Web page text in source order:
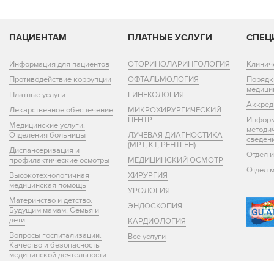
ПАЦИЕНТАМ
Информация для пациентов
Противодействие коррупции
Платные услуги
Лекарственное обеспечение
Медицинские услуги.
Отделения больницы
Диспансеризация и
профилактические осмотры
Высокотехнологичная
медицинская помощь
Материнство и детство.
Будущим мамам. Семья и
дети
Вопросы госпитализации.
Качество и безопасность
медицинской деятельности.
ПЛАТНЫЕ УСЛУГИ
ОТОРИНОЛАРИНГОЛОГИЯ
ОФТАЛЬМОЛОГИЯ
ГИНЕКОЛОГИЯ
МИКРОХИРУРГИЧЕСКИЙ
ЦЕНТР
ЛУЧЕВАЯ ДИАГНОСТИКА
(МРТ, КТ, РЕНТГЕН)
МЕДИЦИНСКИЙ ОСМОТР
ХИРУРГИЯ
УРОЛОГИЯ
ЭНДОСКОПИЯ
КАРДИОЛОГИЯ
Все услуги
Отдел
Отдел